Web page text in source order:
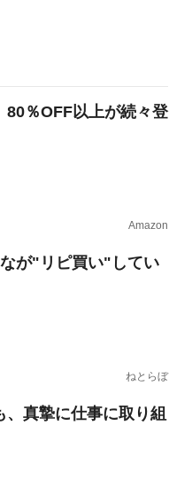
80％OFF以上が続々登
Amazon
が"リピ買い"してい
ねとらぼ
真摯に仕事に取り組